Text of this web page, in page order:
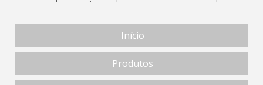
Início
Produtos